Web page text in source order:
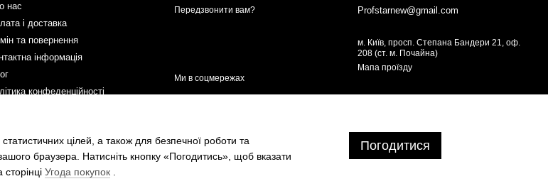
нас
і доставка
та повернення
інформація
конфеденційності
Передзвонити вам?
Profstarnew@gmail.com
м. Київ, просп. Степана Бандери 21, оф.
208 (ст. м. Почайна)
Мапа проїзду
Ми в соцмережах
цілей, а також для безпечної роботи та
браузера. Натисніть кнопку «Погодитись», щоб вказати
Угода покупок
Погодитися